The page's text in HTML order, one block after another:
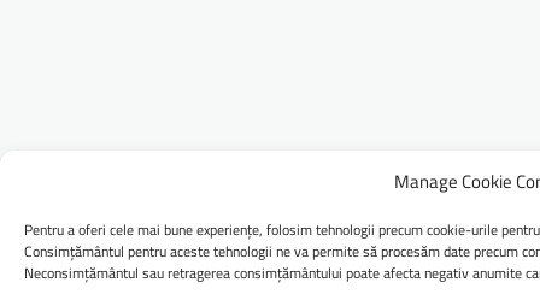
Manage Cookie
Pentru a oferi cele mai bune experiențe, folosim tehnologii precum cookie-urile
Consimțământul pentru aceste tehnologii ne va permite să procesăm date precum
Neconsimțământul sau retragerea consimțământului poate afecta negativ anumite